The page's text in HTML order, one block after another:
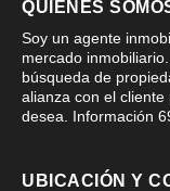
QUIÉNES
Soy un agente
mercado
búsqueda de
alianza con el
desea. Información
UBICACIÓN Y